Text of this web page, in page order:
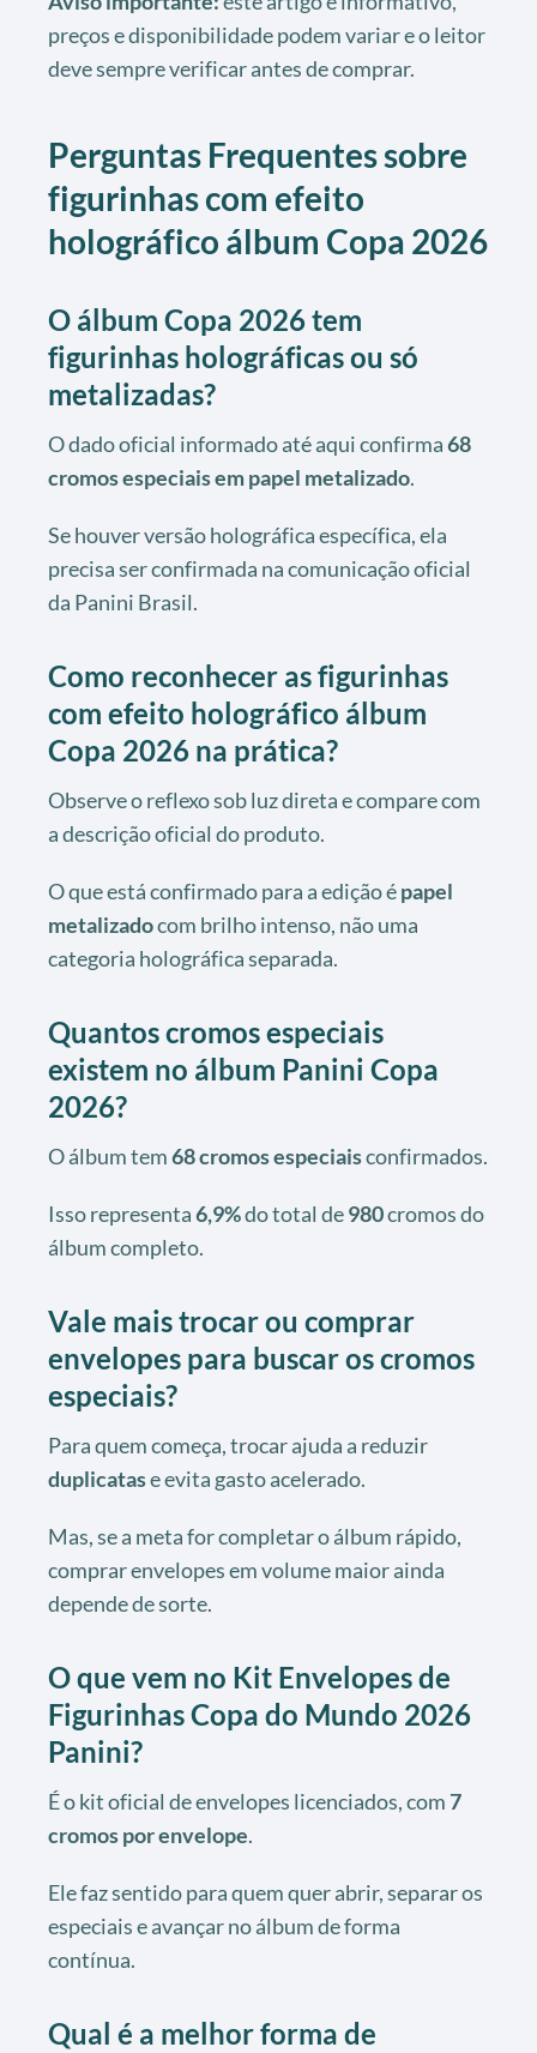
preços e disponibilidade podem variar e o leitor
deve sempre verificar antes de comprar.
Perguntas Frequentes sobre
figurinhas com efeito
holográfico álbum Copa 2026
O álbum Copa 2026 tem
figurinhas holográficas ou só
metalizadas?
O dado oficial informado até aqui confirma68
cromos especiais em papel metalizado.
Se houver versão holográfica específica, ela
precisa ser confirmada na comunicação oficial
da Panini Brasil.
Como reconhecer as figurinhas
com efeito holográfico álbum
Copa 2026 na prática?
Observe o reflexo sob luz direta e compare com
a descrição oficial do produto.
O que está confirmado para a edição épapel
metalizadocom brilho intenso, não uma
categoria holográfica separada.
Quantos cromos especiais
existem no álbum Panini Copa
2026?
O álbum tem68 cromos especiaisconfirmados.
Isso representa6,9%do total de980cromos do
álbum completo.
Vale mais trocar ou comprar
envelopes para buscar os cromos
especiais?
Para quem começa, trocar ajuda a reduzir
duplicatase evita gasto acelerado.
Mas, se a meta for completar o álbum rápido,
comprar envelopes em volume maior ainda
depende de sorte.
O que vem no Kit Envelopes de
Figurinhas Copa do Mundo 2026
Panini?
É o kit oficial de envelopes licenciados, com7
cromos por envelope.
Ele faz sentido para quem quer abrir, separar os
especiais e avançar no álbum de forma
contínua.
Qual é a melhor forma de